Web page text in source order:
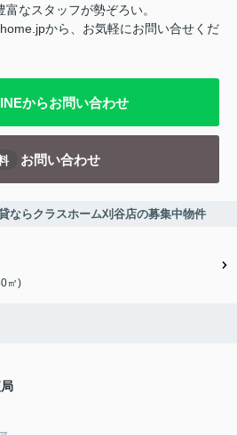
なスタッフが勢ぞろい。
から、お気軽にお問い合せくだ
からお問い合わせ
お問い合わせ
クラスホーム刈谷店の募集中物件
㎡)